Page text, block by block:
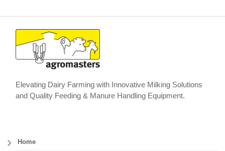
Elevating Dairy Farming with Innovative Milking Solutions
and Quality Feeding & Manure Handling Equipment.
Home